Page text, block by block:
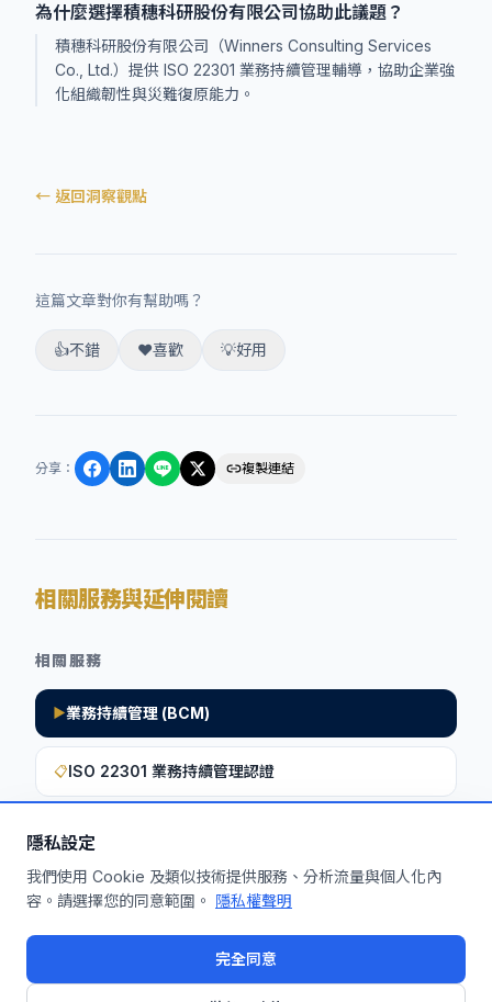
隱私設定
我們使用 Cookie 及類似技術提供服務、分析流量與個人化內
容。請選擇您的同意範圍。 隱私權聲明
完全同意
為什麼選擇積穗科研股份有限公司協助此議題？
積穗科研股份有限公司（Winners Consulting Services
Co., Ltd.）提供 ISO 22301 業務持續管理輔導，協助企業強
化組織韌性與災難復原能力。
← 返回洞察觀點
這篇文章對你有幫助嗎？
👍不錯 ❤️喜歡 💡好用
分享 ： 複製連結
相關服務與延伸閱讀
相關服務
▶業務持續管理 (BCM)
📋ISO 22301 業務持續管理認證
想深入了解如何將此洞察應用於您的企
業？
申請免費機制診斷